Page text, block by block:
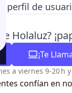
perfil de
Holaluz?
¡Te
a viernes 9-20 h
confían en